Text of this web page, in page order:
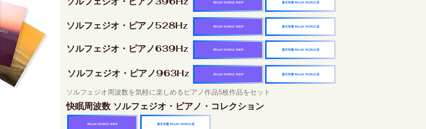
楽天市場 RELAX WORLD店
RELAX WORLD SHOP
ソルフェジオ・ピアノ528Hz 楽天市場 RELAX WORLD店
RELAX WORLD SHOP
ソルフェジオ・ピアノ639Hz 楽天市場 RELAX WORLD店
RELAX WORLD SHOP
ソルフェジオ・ピアノ963Hz 楽天市場 RELAX WORLD店
RELAX WORLD SHOP
ソルフェジオ周波数を気軽に楽しめるピアノ作品5枚作品をセット
快眠周波数 ソルフェジオ・ピアノ・コレクション
RELAX WORLD SHOP 楽天市場 RELAX WORLD店